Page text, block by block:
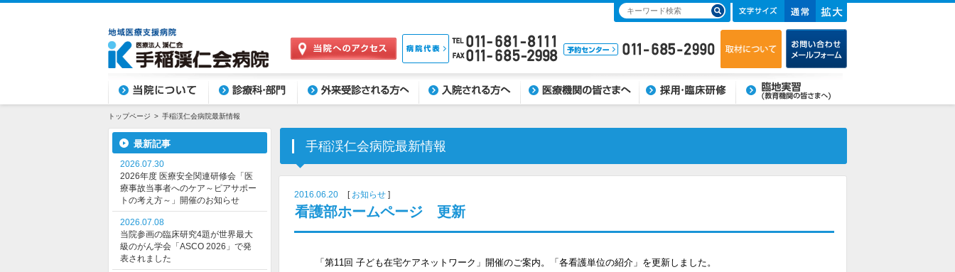
当院について 診療科目・部門
トップページ 手稲渓仁会病院最新情報
手稲渓仁会病院最新情報
2016.06.20 お知らせ
看護部ホームページ 更新
「第11回 子ども在宅ケアネットワーク」開催のご案内。「各看護単位の紹介」を更新しました。
最新記事
2026.07.30
2026年度 医療安全関連研修会「医
療事故当事者へのケア～ピアサポー
トの考え方～」開催のお知らせ
2026.07.08
当院参画の臨床研究4題が世界最大
級のがん学会「ASCO 2026」で発
表されました